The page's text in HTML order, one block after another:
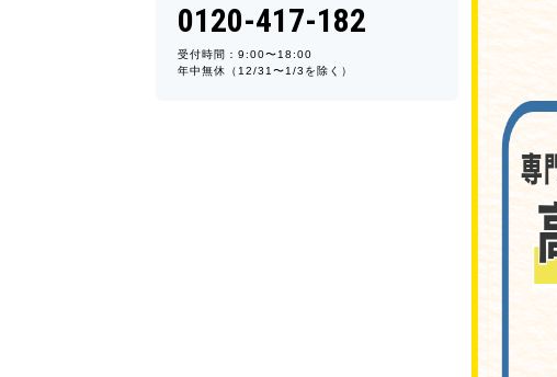
0120-417-182
受付時間：9:00〜18:00
年中無休（12/31〜1/3を除く）